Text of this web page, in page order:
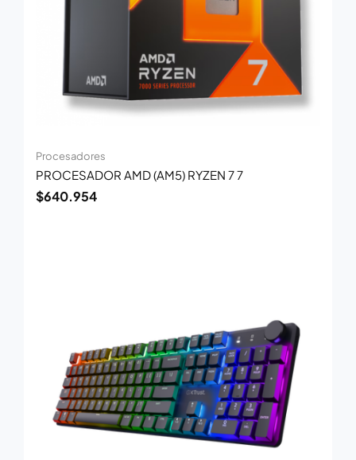
Procesadores
PROCESADOR AMD (AM5) RYZEN 7 7
$640.954